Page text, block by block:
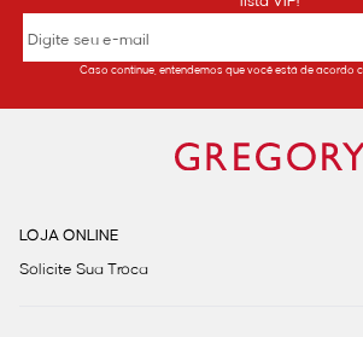
Caso continue, entendemos que você está de acordo
LOJA ONLINE
Solicite Sua Troca